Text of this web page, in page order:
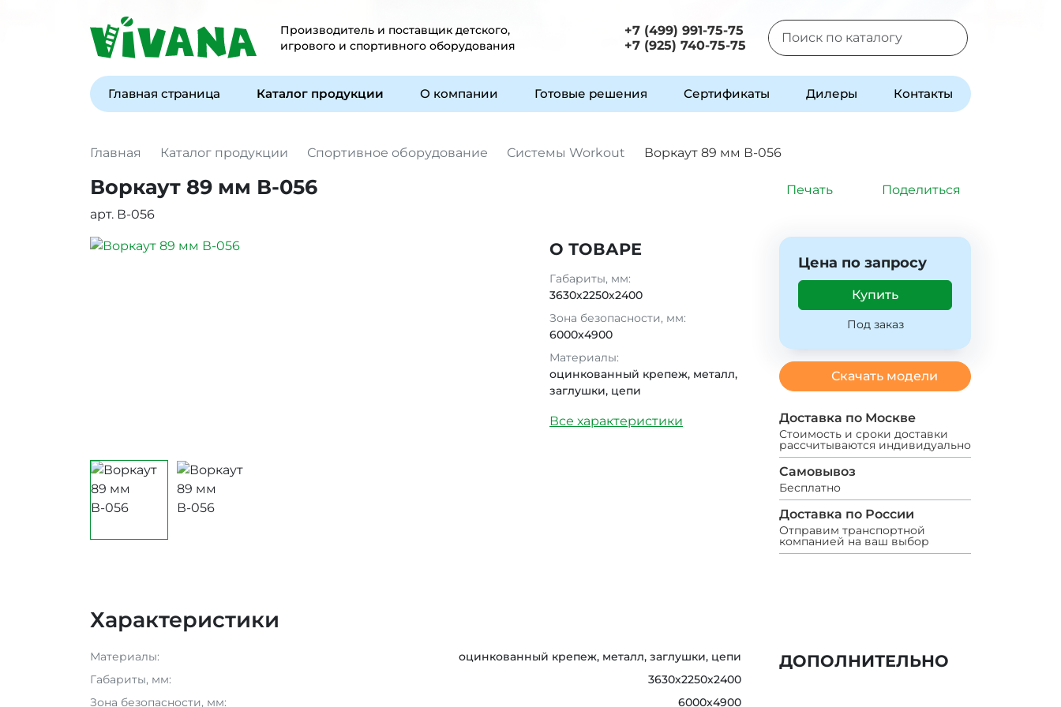
Производитель и поставщик детского,
игрового и спортивного оборудования
+7 (499) 991-75-75
+7 (925) 740-75-75
Главная страница Каталог продукции О компании Готовые решения Сертификаты Дилеры Контакты
Главная Каталог продукции Спортивное оборудование Системы Workout Воркаут 89 мм В-056
Воркаут 89 мм В-056 Печать
Поделиться
арт. В-056
О ТОВАРЕ
Габариты, мм:
3630х2250х2400
Зона безопасности, мм:
6000x4900
Материалы:
оцинкованный крепеж, металл,
заглушки, цепи
Все характеристики
Цена по запросу
Купить
Под заказ
Скачать модели
Доставка по Москве
Стоимость и сроки доставки
рассчитываются индивидуально
Самовывоз
Бесплатно
Доставка по России
Отправим транспортной
компанией на ваш выбор
Характеристики
Материалы:
оцинкованный крепеж, металл, заглушки, цепи
Габариты, мм:
3630х2250х2400
Зона безопасности, мм:
6000x4900
ДОПОЛНИТЕЛЬНО